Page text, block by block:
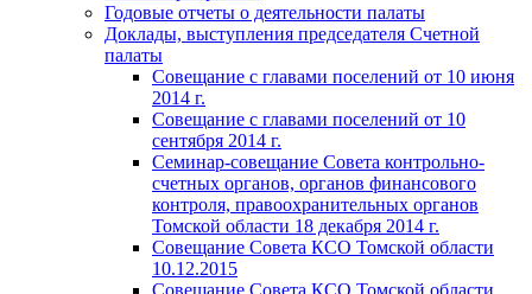
Годовые отчеты о деятельности палаты
Доклады, выступления председателя Счетной
палаты
Совещание с главами поселений от 10 июня
2014 г.
Совещание с главами поселений от 10
сентября 2014 г.
Семинар-совещание Совета контрольно-
счетных органов, органов финансового
контроля, правоохранительных органов
Томской области 18 декабря 2014 г.
Совещание Совета КСО Томской области
10.12.2015